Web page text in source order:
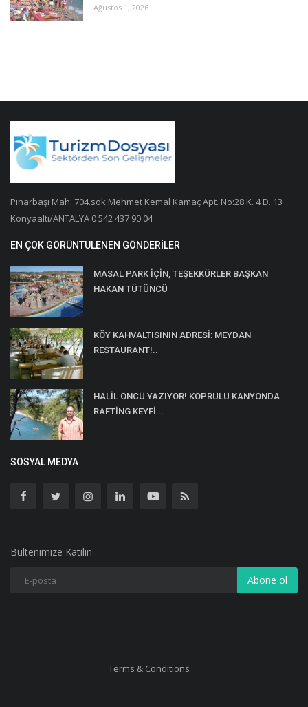
Ağustos 1, 2026
Pınarbaşı Mah. 704.sok Mehmet Kemal Kamaç Apt. No:28 K. 4 D. 13
Konyaaltı/ANTALYA 0 542 437 90 04
EN ÇOK GÖRÜNTÜLENEN GÖNDERILER
MASAL PARK İÇİN, TEŞEKKÜRLER BAŞKAN
HAKAN TÜTÜNCÜ
KÖY KAHVALTISININ ADRESİ: MEYDAN
RESTAURANT!..
HALİL ÖNCÜ YAZIYOR! KÖPRÜLÜ KANYONDA
RAFTİNG KEYFİ...
SOSYAL MEDYA
Bültenimize Katılın
Abone ol
Terms & Conditions